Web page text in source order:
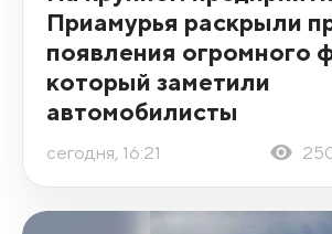
Приамурья раскрыли
появления огромного
который заметили
автомобилисты
сегодня, 16:21